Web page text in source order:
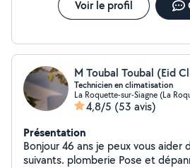
Voir le profil
M Toubal Toubal (Eid
Technicien en climatisation
La Roquette-sur-Siagne (La
4,8/5 (53 avis)
Présentation
Bonjour 46 ans je peux vous aider
suivants. plomberie Pose et dépannage de climatiseur.